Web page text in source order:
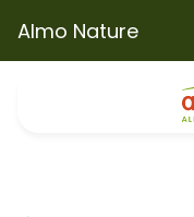
Almo Nature